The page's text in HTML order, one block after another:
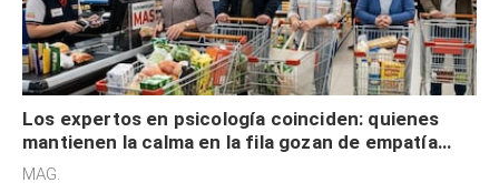
Los expertos en psicología coinciden: quienes
mantienen la calma en la fila gozan de empatía
cognitiva, gratitud y no solo tienen autocontrol
MAG.